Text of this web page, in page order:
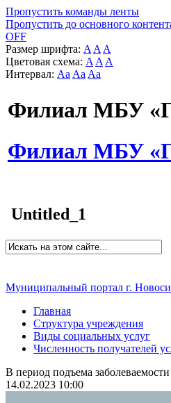
Пропустить команды ленты
Пропустить до основного
OFF
Размер шрифта: A A A
Цветовая схема: A A A
Интервал: Aa Aa Aa
Филиал МБУ
Филиал МБУ
Untitled_1
Муниципальный портал г.
Главная
Структура учреждения
Виды социальных услуг
Численность получателей
В период подъема
14.02.2023 10:00